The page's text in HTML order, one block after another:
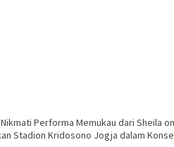
Stadion Kridosono Jogja dalam